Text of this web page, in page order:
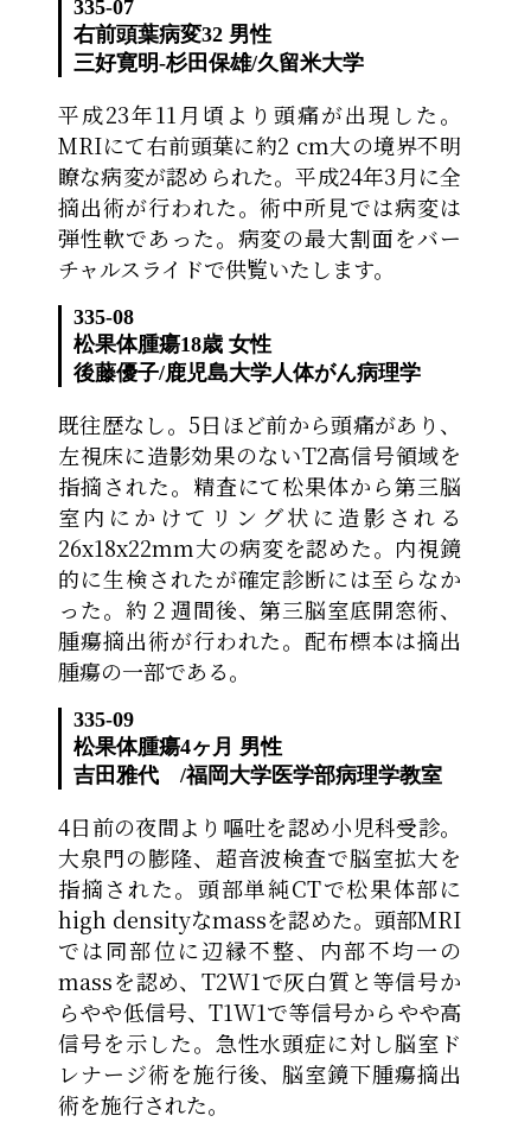
335-07
右前頭葉病変32 男性
三好寛明-杉田保雄/久留米大学
平成23年11月頃より頭痛が出現した。
MRIにて右前頭葉に約2 cm大の境界不明
瞭な病変が認められた。平成24年3月に全
摘出術が行われた。術中所見では病変は
弾性軟であった。病変の最大割面をバー
チャルスライドで供覧いたします。
335-08
松果体腫瘍18歳 女性
後藤優子/鹿児島大学人体がん病理学
既往歴なし。5日ほど前から頭痛があり、
左視床に造影効果のないT2高信号領域を
指摘された。精査にて松果体から第三脳
室内にかけてリング状に造影される
26x18x22mm大の病変を認めた。内視鏡
的に生検されたが確定診断には至らなか
った。約２週間後、第三脳室底開窓術、
腫瘍摘出術が行われた。配布標本は摘出
腫瘍の一部である。
335-09
松果体腫瘍4ヶ月 男性
吉田雅代/福岡大学医学部病理学教室
4日前の夜間より嘔吐を認め小児科受診。
大泉門の膨隆、超音波検査で脳室拡大を
指摘された。頭部単純CTで松果体部に
high densityなmassを認めた。頭部MRI
では同部位に辺縁不整、内部不均一の
massを認め、T2W1で灰白質と等信号か
らやや低信号、T1W1で等信号からやや高
信号を示した。急性水頭症に対し脳室ド
レナージ術を施行後、脳室鏡下腫瘍摘出
術を施行された。